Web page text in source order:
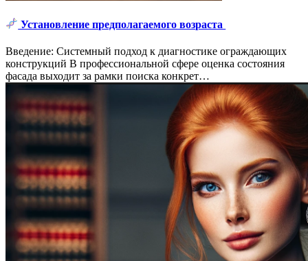
Установление предполагаемого возраста
Введение: Системный подход к диагностике ограждающих
конструкций В профессиональной сфере оценка состояния
фасада выходит за рамки поиска конкрет…